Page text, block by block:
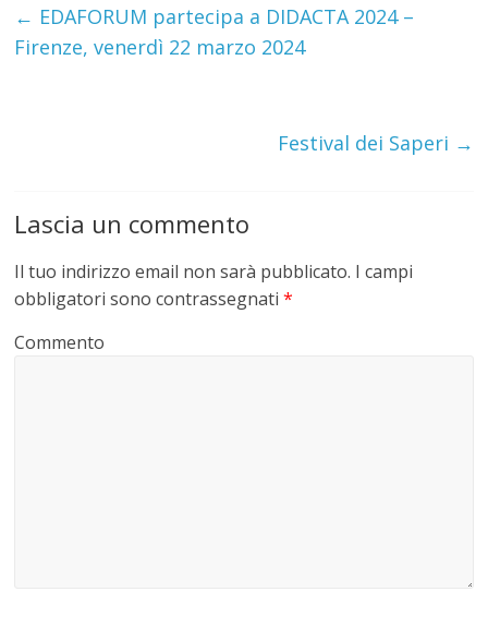
← EDAFORUM partecipa a DIDACTA 2024 –
Firenze, venerdì 22 marzo 2024
Festival dei Saperi →
Lascia un commento
Il tuo indirizzo email non sarà pubblicato. I campi
obbligatori sono contrassegnati*
Commento